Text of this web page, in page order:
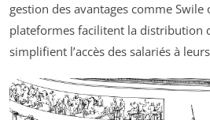
gestion des avantages comme Swile
plateformes facilitent la distribution
simplifient l’accès des salariés à